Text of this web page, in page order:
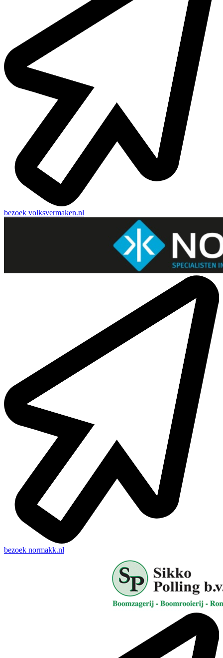
bezoek volksvermaken.nl
bezoek normakk.nl